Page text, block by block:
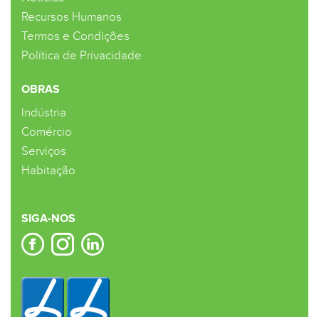
Recursos Humanos
Termos e Condições
Política de Privacidade
OBRAS
Indústria
Comércio
Serviços
Habitação
SIGA-NOS